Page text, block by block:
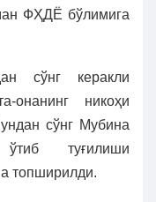
ФҲДЁ бўлимига
сўнг керакли
онанинг никоҳи
сўнг Мубина
ўтиб туғилиши
топширилди.